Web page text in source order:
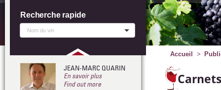
Accueil
Recherche rapide
JEAN-MARC QUARIN
En savoir plus
Find out more